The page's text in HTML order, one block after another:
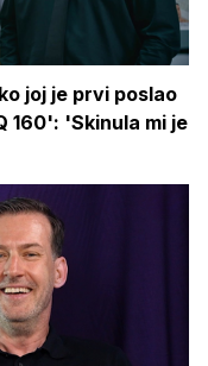
joj je prvi poslao
160': 'Skinula mi je